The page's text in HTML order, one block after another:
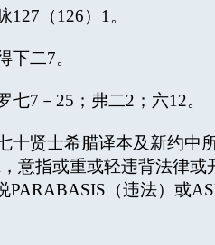
127（126）1。
下二7。
七7－25；弗二2；六12。
十贤士希腊译本及新约中
意指或重或轻违背法律
PARABASIS（违法）或